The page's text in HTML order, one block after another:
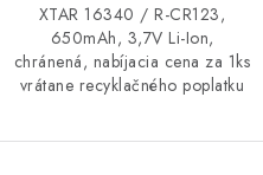
XTAR 16340 / R-CR123,
650mAh, 3,7V Li-Ion,
chránená, nabíjacia cena za 1ks
vrátane recyklačného poplatku